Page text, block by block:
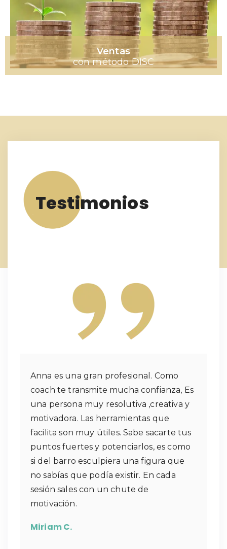
Ventas
con método DISC
Testimonios
Anna es una gran profesional. Como
coach te transmite mucha confianza, Es
una persona muy resolutiva ,creativa y
motivadora. Las herramientas que
facilita son muy útiles. Sabe sacarte tus
puntos fuertes y potenciarlos, es como
si del barro esculpiera una figura que
no sabías que podía existir. En cada
sesión sales con un chute de
motivación.
Miriam C.